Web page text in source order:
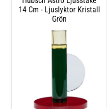
14 Cm - Ljuslyktor Kristall
Grön